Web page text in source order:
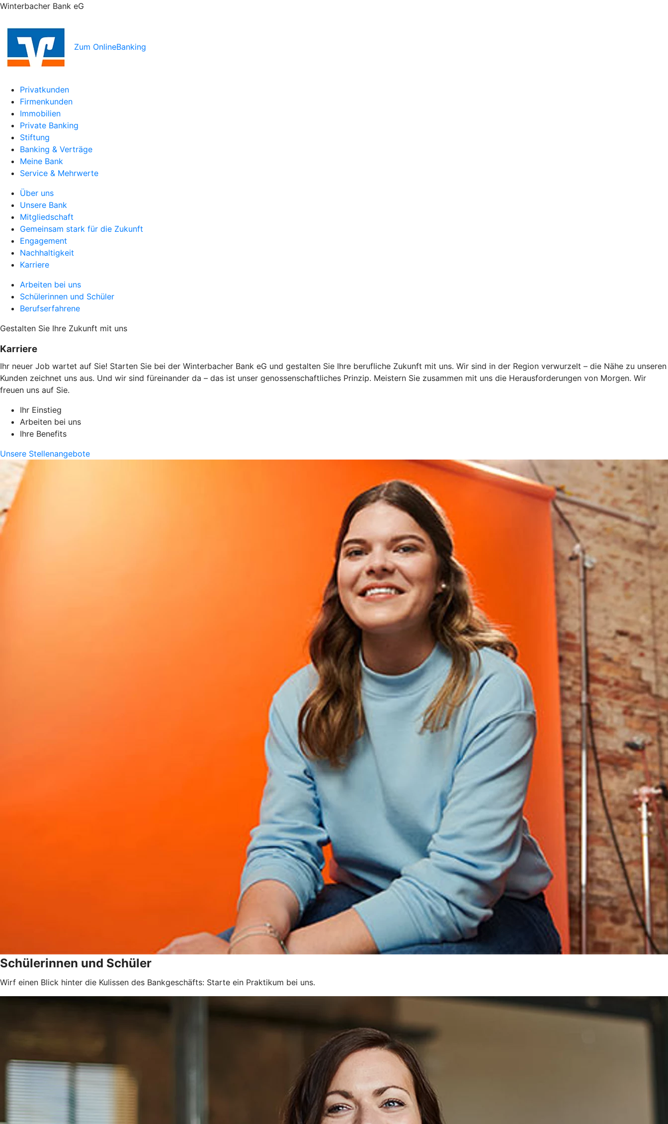
Winterbacher Bank eG
Zum OnlineBanking
Privatkunden
Firmenkunden
Immobilien
Private Banking
Stiftung
Banking & Verträge
Meine Bank
Service & Mehrwerte
Über uns
Unsere Bank
Mitgliedschaft
Gemeinsam stark für die Zukunft
Engagement
Nachhaltigkeit
Karriere
Arbeiten bei uns
Schülerinnen und Schüler
Berufserfahrene
Gestalten Sie ­Ihre Zukunft mit uns
Karriere
Ihr neuer Job wartet auf Sie! Starten Sie bei der Winterbacher Bank eG und gestalten Sie Ihre berufliche Zukunft mit uns. Wir sind in der Region verwurzelt – die Nähe zu unseren
Kunden zeichnet uns aus. Und wir sind füreinander da – das ist unser genossenschaftliches Prinzip. Meistern Sie zusammen mit uns die Herausforderungen von Morgen. Wir
freuen uns auf Sie.
Ihr Einstieg
Arbeiten bei uns
Ihre Benefits
Unsere Stellenangebote
Schülerinnen und Schüler
Wirf einen Blick hinter die Kulissen des Bankgeschäfts: Starte ein Praktikum bei uns.